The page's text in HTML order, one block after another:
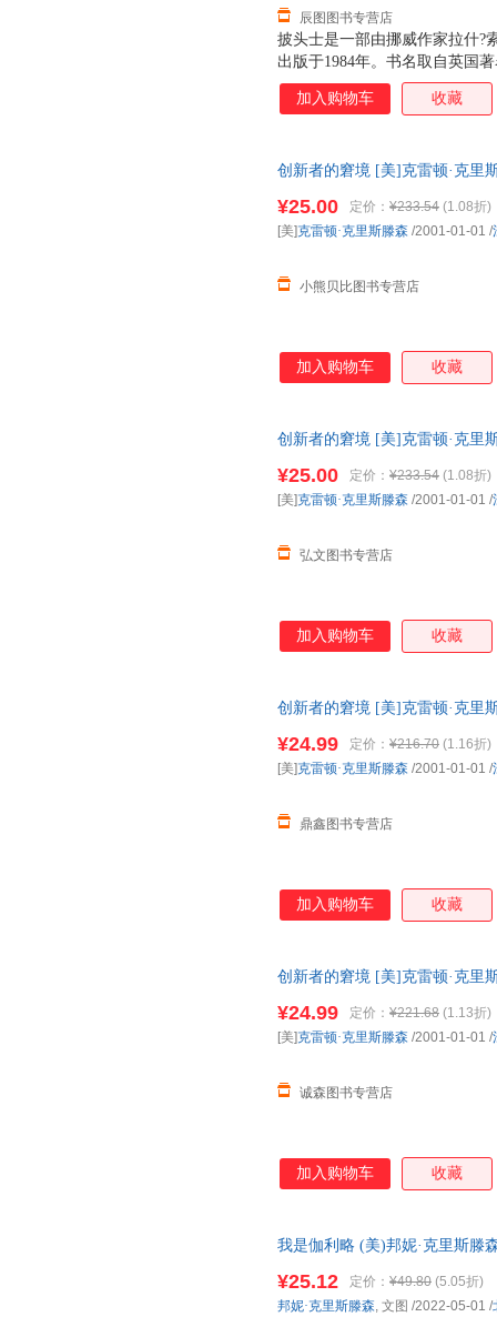
披头士是一部由挪威作家拉什?
出版于1984年。书名取自英国
以乐队曲目命名。小说讲述四
事，生动描绘了他们的青春
士有两部续作，1990年出版的
对他们的缅怀，这是北欧理事会
说： 1965年～1972年，战后重
辰图图书专营店
加入购物车 收藏
创新者的窘境 [美]克雷顿·克里
¥25.00 定价： ¥233.54 (1.08折)
小熊贝比图书专营店
[美]克雷顿·克里斯滕森 /2001-01-01 /
加入购物车 收藏
创新者的窘境 [美]克雷顿·克里
¥25.00 定价： ¥233.54 (1.08折)
弘文图书专营店
[美]克雷顿·克里斯滕森 /2001-01-01 /
加入购物车 收藏
创新者的窘境 [美]克雷顿·克里
¥24.99 定价： ¥216.70 (1.16折)
鼎鑫图书专营店
[美]克雷顿·克里斯滕森 /2001-01-01 /
加入购物车 收藏
创新者的窘境 [美]克雷顿·克里
¥24.99 定价： ¥221.68 (1.13折)
诚森图书专营店
[美]克雷顿·克里斯滕森 /2001-01-01 /
加入购物车 收藏
我是伽利略 (美)邦妮·克里斯滕
¥25.12 定价： ¥49.80 (5.05折)
邦妮·克里斯滕森, 文图 /2022-05-01 /